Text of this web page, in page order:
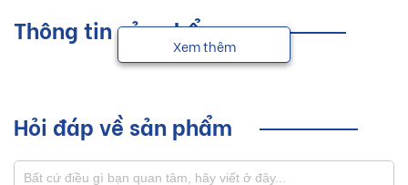
Thông tin sản phẩm
Xem thêm
Hỏi đáp về sản phẩm